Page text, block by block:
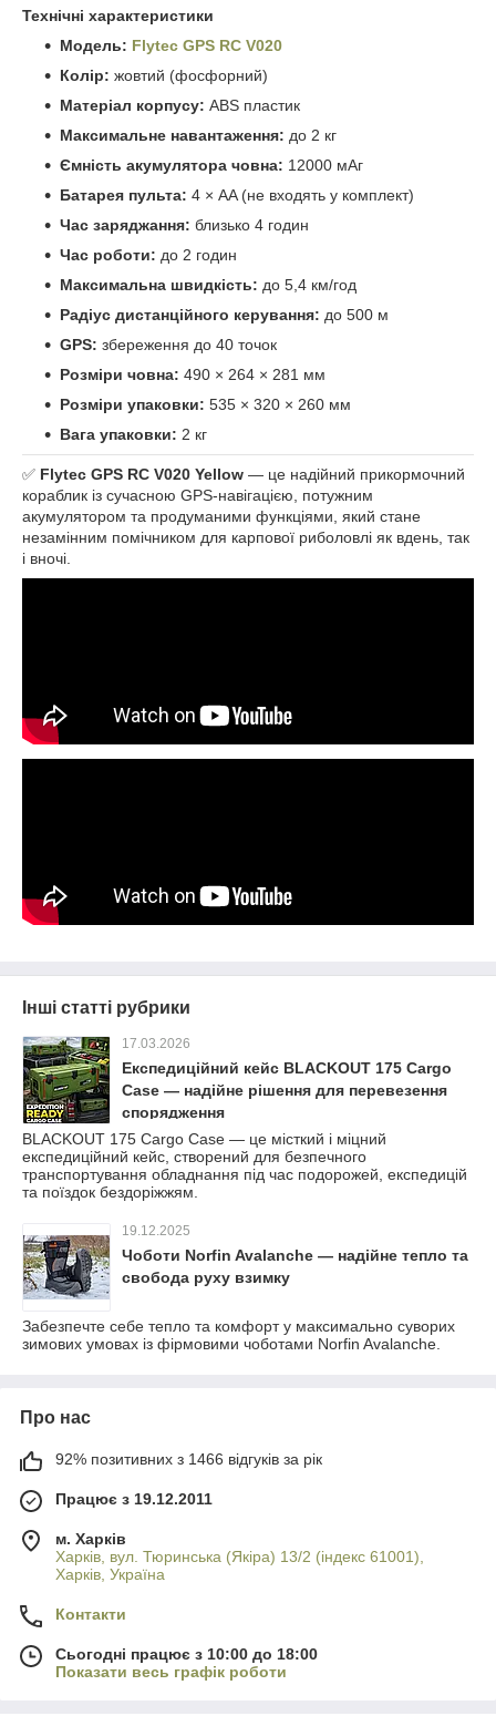
Технічні характеристики
Модель: Flytec GPS RC V020
Колір: жовтий (фосфорний)
Матеріал корпусу: ABS пластик
Максимальне навантаження: до 2 кг
Ємність акумулятора човна: 12000 мАг
Батарея пульта: 4 × AA (не входять у комплект)
Час заряджання: близько 4 годин
Час роботи: до 2 годин
Максимальна швидкість: до 5,4 км/год
Радіус дистанційного керування: до 500 м
GPS: збереження до 40 точок
Розміри човна: 490 × 264 × 281 мм
Розміри упаковки: 535 × 320 × 260 мм
Вага упаковки: 2 кг
✅ Flytec GPS RC V020 Yellow — це надійний прикормочний
кораблик із сучасною GPS-навігацією, потужним
акумулятором та продуманими функціями, який стане
незамінним помічником для карпової риболовлі як вдень, так
і вночі.
Інші статті рубрики
17.03.2026
Експедиційний кейс BLACKOUT 175 Cargo
Case — надійне рішення для перевезення
спорядження
BLACKOUT 175 Cargo Case — це місткий і міцний
експедиційний кейс, створений для безпечного
транспортування обладнання під час подорожей, експедицій
та поїздок бездоріжжям.
19.12.2025
Чоботи Norfin Avalanche — надійне тепло та
свобода руху взимку
Забезпечте себе тепло та комфорт у максимально суворих
зимових умовах із фірмовими чоботами Norfin Avalanche.
Про нас
92% позитивних з 1466 відгуків за рік
Працює з 19.12.2011
м. Харків
Харків, вул. Тюринська (Якіра) 13/2 (індекс 61001),
Харків, Україна
Контакти
Сьогодні працює з 10:00 до 18:00
Показати весь графік роботи